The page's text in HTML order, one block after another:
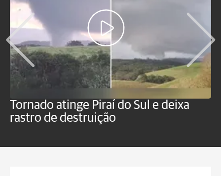
Tornado atinge Piraí do Sul e deixa
rastro de destruição